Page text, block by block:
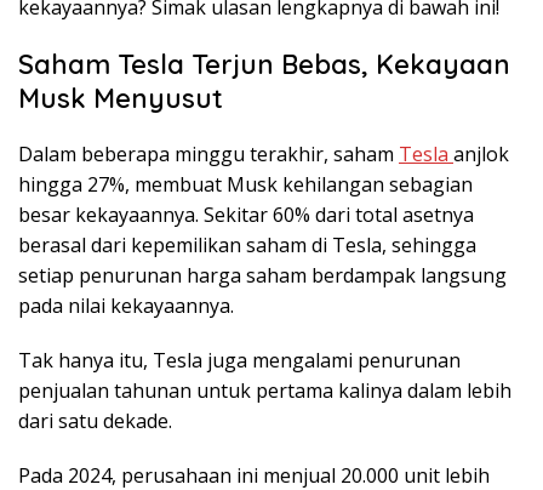
kekayaannya? Simak ulasan lengkapnya di bawah ini!
Saham Tesla Terjun Bebas, Kekayaan
Musk Menyusut
Dalam beberapa minggu terakhir, saham Tesla anjlok
hingga 27%, membuat Musk kehilangan sebagian
besar kekayaannya. Sekitar 60% dari total asetnya
berasal dari kepemilikan saham di Tesla, sehingga
setiap penurunan harga saham berdampak langsung
pada nilai kekayaannya.
Tak hanya itu, Tesla juga mengalami penurunan
penjualan tahunan untuk pertama kalinya dalam lebih
dari satu dekade.
Pada 2024, perusahaan ini menjual 20.000 unit lebih